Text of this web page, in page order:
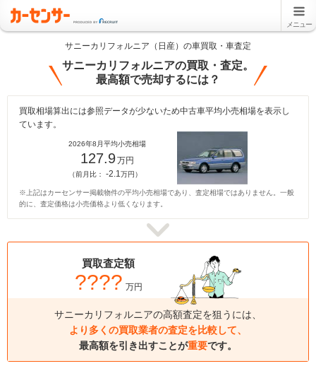
メニュー
サニーカリフォルニア（日産）の車買取・車査定
サニーカリフォルニアの買取・査定。
最高額で売却するには？
買取相場算出には参照データが少ないため中古車平均小売相場を表示し
ています。
2026年8月平均小売相場
127.9万円
（前月比： -2.1万円）
※上記はカーセンサー掲載物件の平均小売相場であり、査定相場ではありません。一般
的に、査定価格は小売価格より低くなります。
買取査定額
???? 万円
サニーカリフォルニアの高額査定を狙うには、
より多くの買取業者の査定を比較して、
最高額を引き出すことが重要です。